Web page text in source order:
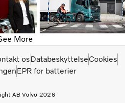
More
AB Volvo 2026
osDatabeskyttelseCookies
EPR for batterier